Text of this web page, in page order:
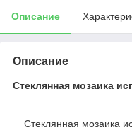
Описание
Описание
Стеклянная мозаика
Стеклянная мозаика